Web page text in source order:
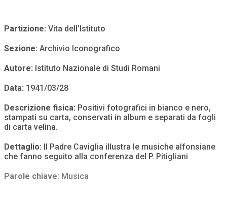
Partizione: Vita dell’Istituto
Sezione: Archivio Iconografico
Autore: Istituto Nazionale di Studi Romani
Data: 1941/03/28
Descrizione fisica: Positivi fotografici in bianco e nero,
stampati su carta, conservati in album e separati da fogli
di carta velina.
Dettaglio: Il Padre Caviglia illustra le musiche alfonsiane
che fanno seguito alla conferenza del P. Pitigliani
Parole chiave: Musica